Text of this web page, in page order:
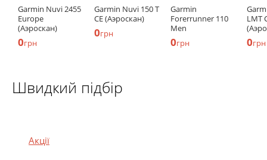
Garmin Nuvi 2455
Europe
(Аэроскан)
0грн
Garmin Nuvi 150 T
CE (Аэроскан)
0грн
Garmin
Forerrunner 110
Men
0грн
LMT
0грн
Швидкий підбір
Акції